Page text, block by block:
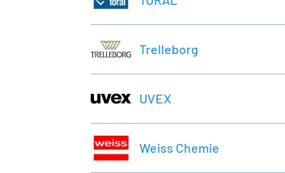
Trelleborg
UVEX
Weiss Chemie